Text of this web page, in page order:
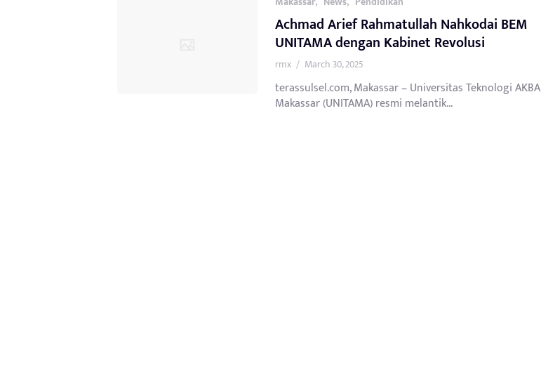
Achmad Arief Rahmatullah Nahkodai BEM
UNITAMA dengan Kabinet Revolusi
rmx / March 30, 2025
terassulsel.com, Makassar – Universitas Teknologi AKBA
Makassar (UNITAMA) resmi melantik...